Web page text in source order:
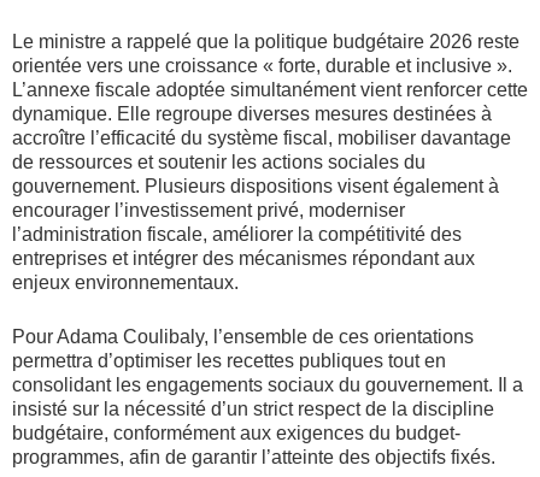
Le ministre a rappelé que la politique budgétaire 2026 reste
orientée vers une croissance « forte, durable et inclusive ».
L’annexe fiscale adoptée simultanément vient renforcer cette
dynamique. Elle regroupe diverses mesures destinées à
accroître l’efficacité du système fiscal, mobiliser davantage
de ressources et soutenir les actions sociales du
gouvernement. Plusieurs dispositions visent également à
encourager l’investissement privé, moderniser
l’administration fiscale, améliorer la compétitivité des
entreprises et intégrer des mécanismes répondant aux
enjeux environnementaux.
Pour Adama Coulibaly, l’ensemble de ces orientations
permettra d’optimiser les recettes publiques tout en
consolidant les engagements sociaux du gouvernement. Il a
insisté sur la nécessité d’un strict respect de la discipline
budgétaire, conformément aux exigences du budget-
programmes, afin de garantir l’atteinte des objectifs fixés.